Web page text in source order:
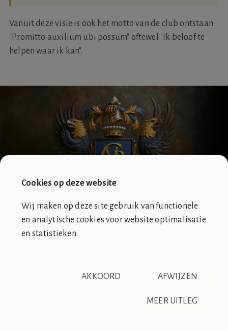
Cookies op deze website
Wij maken op deze site gebruik van functionele
en analytische cookies voor website optimalisatie
en statistieken.
AFWIJZEN
AKKOORD
MEER UITLEG
Vanuit deze visie is ook het motto van de club ontstaan:
"Promitto auxilium ubi possum" oftewel "Ik beloof te
helpen waar ik kan".
DISCLAIMER & PRIVACY
RSS
overeenkomsten tussen de club en de werkelijkheid berusten